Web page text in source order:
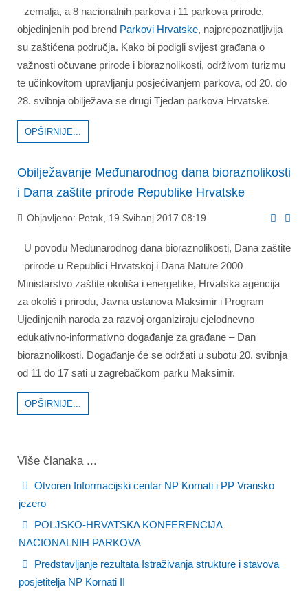
zemalja, a 8 nacionalnih parkova i 11 parkova prirode,
objedinjenih pod brend Parkovi Hrvatske, najprepoznatljivija
su zaštićena područja. Kako bi podigli svijest građana o
važnosti očuvane prirode i bioraznolikosti, održivom turizmu
te učinkovitom upravljanju posjećivanjem parkova, od 20. do
28. svibnja obilježava se drugi Tjedan parkova Hrvatske.
OPŠIRNIJE...
Obilježavanje Međunarodnog dana bioraznolikosti
i Dana zaštite prirode Republike Hrvatske
Objavljeno: Petak, 19 Svibanj 2017 08:19
U povodu Međunarodnog dana bioraznolikosti, Dana zaštite
prirode u Republici Hrvatskoj i Dana Nature 2000
Ministarstvo zaštite okoliša i energetike, Hrvatska agencija
za okoliš i prirodu, Javna ustanova Maksimir i Program
Ujedinjenih naroda za razvoj organiziraju cjelodnevno
edukativno-informativno događanje za građane – Dan
bioraznolikosti. Događanje će se održati u subotu 20. svibnja
od 11 do 17 sati u zagrebačkom parku Maksimir.
OPŠIRNIJE...
Više članaka ...
Otvoren Informacijski centar NP Kornati i PP Vransko
jezero
POLJSKO-HRVATSKA KONFERENCIJA
NACIONALNIH PARKOVA
Predstavljanje rezultata Istraživanja strukture i stavova
posjetitelja NP Kornati II